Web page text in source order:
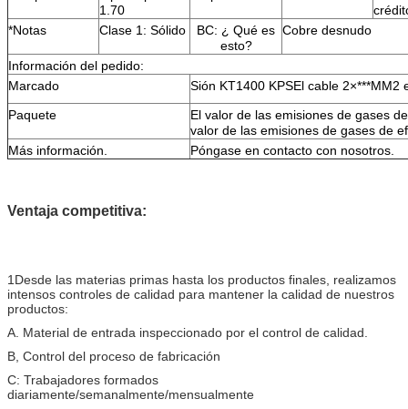
1.70
*Notas
Clase 1: Sólido
BC: ¿ Qué es
esto?
Cobre desnudo
Información del pedido:
Marcado
Sión KT1400 KPSEl cable 2×***MM2
Paquete
El valor de las emisiones de gases
valor de las emisiones de gases de
Más información.
Póngase en contacto con nosotros.
Ventaja competitiva:
1Desde las materias primas hasta los productos finales, realizamos
intensos controles de calidad para mantener la calidad de nuestros
productos:
A. Material de entrada inspeccionado por el control de calidad.
B, Control del proceso de fabricación
C: Trabajadores formados
diariamente/semanalmente/mensualmente